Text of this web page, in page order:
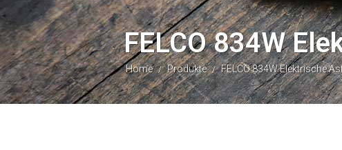
FELCO 834W
Home / Produkte / FELCO 834W Elektrische